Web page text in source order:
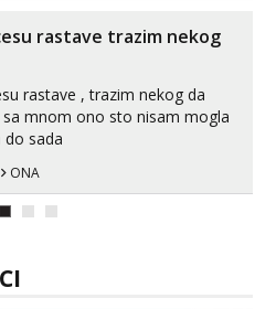
takve još nisi vidio. Uvijek sam
za ONLOINE zabavu...
rastave trazim nekog
rastave , trazim nekog da
mnom ono sto nisam mogla
do sada
ONA